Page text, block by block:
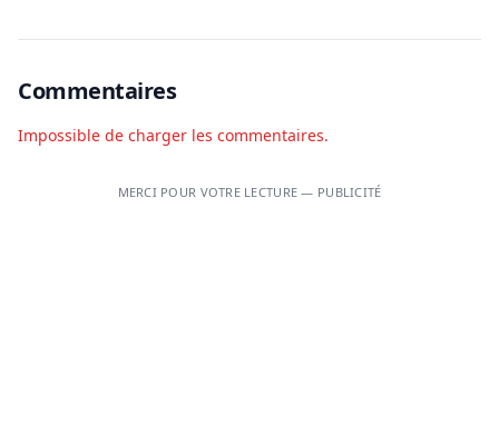
Commentaires
Impossible de charger les commentaires.
MERCI POUR VOTRE LECTURE — PUBLICITÉ